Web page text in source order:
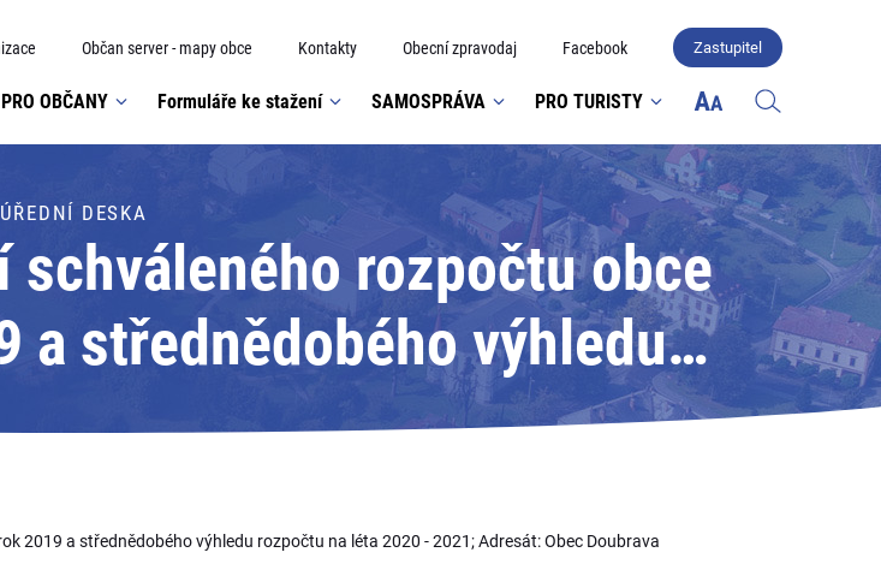
Občan server - mapy obce Kontakty Obecní zpravodaj Facebook Zastupitel
PRO OBČANY Formuláře ke stažení SAMOSPRÁVA PRO TURISTY
ÚŘEDNÍ DESKA
rozpočtu obce
a střednědobého výhledu
Adresát: Obec Doubrava
2019 a střednědobého výhledu rozpočtu na léta 2020 - 2021; Adresát: Obec Doubrava